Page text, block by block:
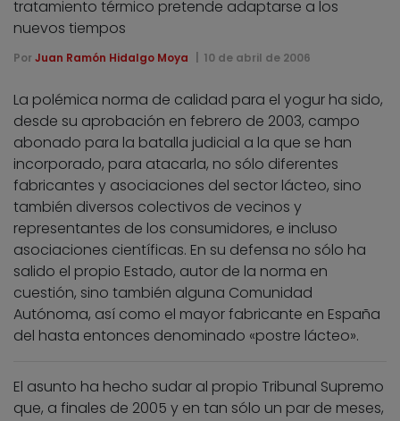
tratamiento térmico pretende adaptarse a los
nuevos tiempos
Por Juan Ramón Hidalgo Moya 10 de abril de 2006
La polémica norma de calidad para el yogur ha sido,
desde su aprobación en febrero de 2003, campo
abonado para la batalla judicial a la que se han
incorporado, para atacarla, no sólo diferentes
fabricantes y asociaciones del sector lácteo, sino
también diversos colectivos de vecinos y
representantes de los consumidores, e incluso
asociaciones científicas. En su defensa no sólo ha
salido el propio Estado, autor de la norma en
cuestión, sino también alguna Comunidad
Autónoma, así como el mayor fabricante en España
del hasta entonces denominado «postre lácteo».
El asunto ha hecho sudar al propio Tribunal Supremo
que, a finales de 2005 y en tan sólo un par de meses,